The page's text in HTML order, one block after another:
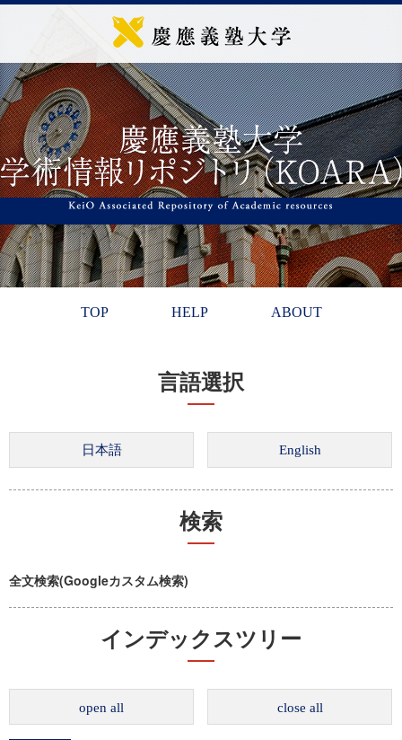
TOP HELP ABOUT
言語選択
検索
全文検索(Googleカスタム検索)
インデックスツリー
open all close all